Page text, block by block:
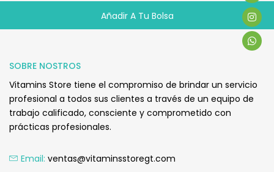
Q240.00
Añadir A Tu Bolsa
SOBRE NOSTROS
Vitamins Store tiene el compromiso de brindar un servicio
profesional a todos sus clientes a través de un equipo de
trabajo calificado, consciente y comprometido con
prácticas profesionales.
Email: ventas@vitaminsstoregt.com